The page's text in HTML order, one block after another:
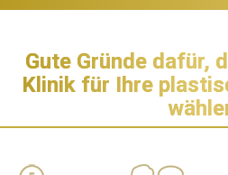
Gute Gründe dafür,
Klinik für Ihre